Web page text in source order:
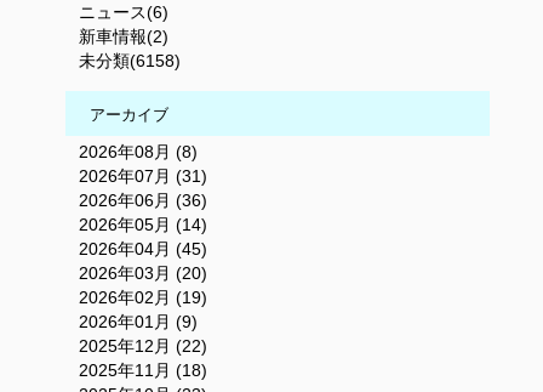
ニュース(6)
新車情報(2)
未分類(6158)
アーカイブ
2026年08月 (8)
2026年07月 (31)
2026年06月 (36)
2026年05月 (14)
2026年04月 (45)
2026年03月 (20)
2026年02月 (19)
2026年01月 (9)
2025年12月 (22)
2025年11月 (18)